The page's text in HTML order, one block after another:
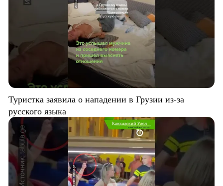
Туристка заявила о нападении в Грузии из-за
русского языка